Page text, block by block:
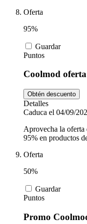
Oferta
95%
Guardar
Puntos
Coolmod
Obtén descuento
Detalles
Caduca el 04/09/
Aprovecha la oferta
95% en productos
Oferta
50%
Guardar
Puntos
Promo